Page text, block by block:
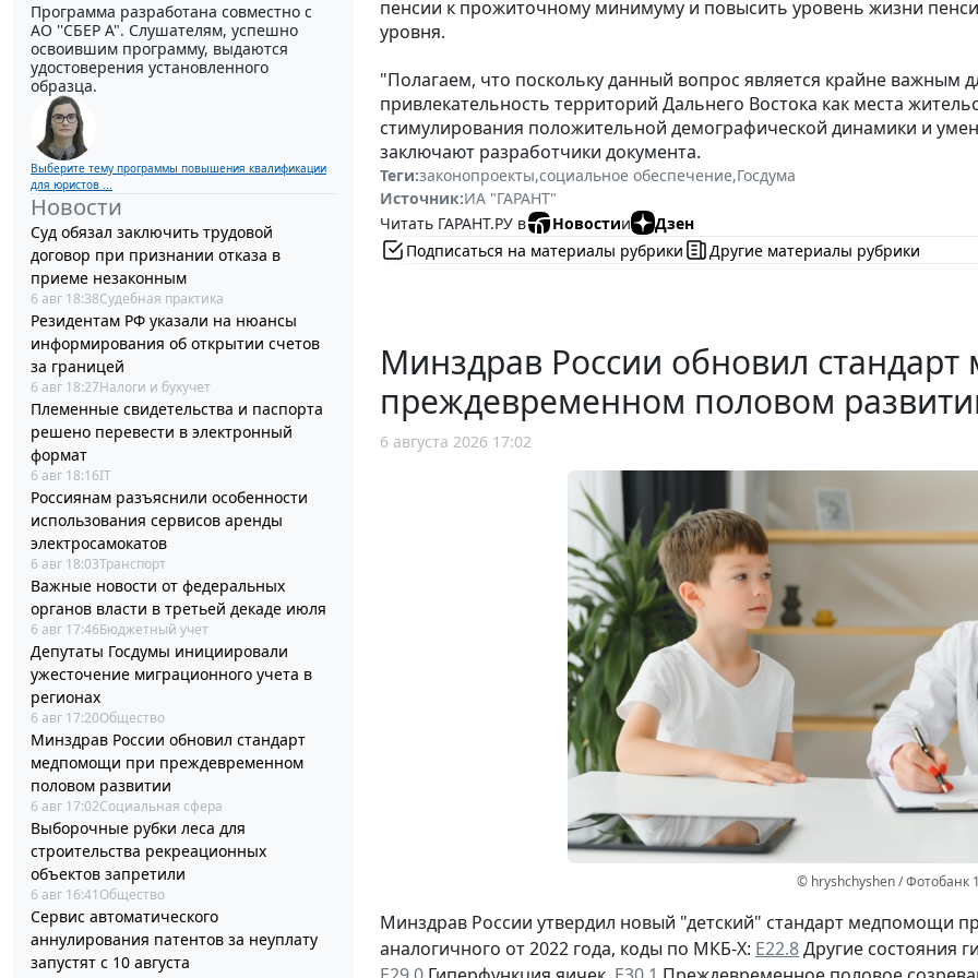
Программа разработана совместно с
АО ''СБЕР А". Слушателям, успешно
освоившим программу, выдаются
удостоверения установленного
образца.
Выберите тему программы повышения квалификации
для юристов ...
Новости
Суд обязал заключить трудовой
договор при признании отказа в
приеме незаконным
6 авг 18:38Судебная практика
Резидентам РФ указали на нюансы
информирования об открытии счетов
за границей
6 авг 18:27Налоги и бухучет
Племенные свидетельства и паспорта
решено перевести в электронный
формат
6 авг 18:16IT
Россиянам разъяснили особенности
использования сервисов аренды
электросамокатов
6 авг 18:03Транспорт
Важные новости от федеральных
органов власти в третьей декаде июля
6 авг 17:46Бюджетный учет
Депутаты Госдумы инициировали
ужесточение миграционного учета в
регионах
6 авг 17:20Общество
Минздрав России обновил стандарт
медпомощи при преждевременном
половом развитии
6 авг 17:02Социальная сфера
Выборочные рубки леса для
строительства рекреационных
объектов запретили
6 авг 16:41 Общество
Сервис автоматического
аннулирования патентов за неуплату
запустят с 10 августа
пенсии к прожиточному минимуму и повысить уровень жизни
уровня.
"Полагаем, что поскольку данный вопрос является крайне важным
привлекательность территорий Дальнего Востока как места
стимулирования положительной демографической динамики и
заключают разработчики документа.
Теги:законопроекты,социальное обеспечение,Госдума
Источник:ИА "ГАРАНТ"
Читать ГАРАНТ.РУ в
Новостии
Дзен
Подписаться на материалы рубрики
Другие материалы рубрики
Минздрав России обновил
преждевременном половом
6 августа 2026 17:02
© hryshchyshen / Фотобанк
Минздрав России утвердил новый "детский" стандарт медпомощи
аналогичного от 2022 года, коды по МКБ-Х: Е22.8Другие состояния